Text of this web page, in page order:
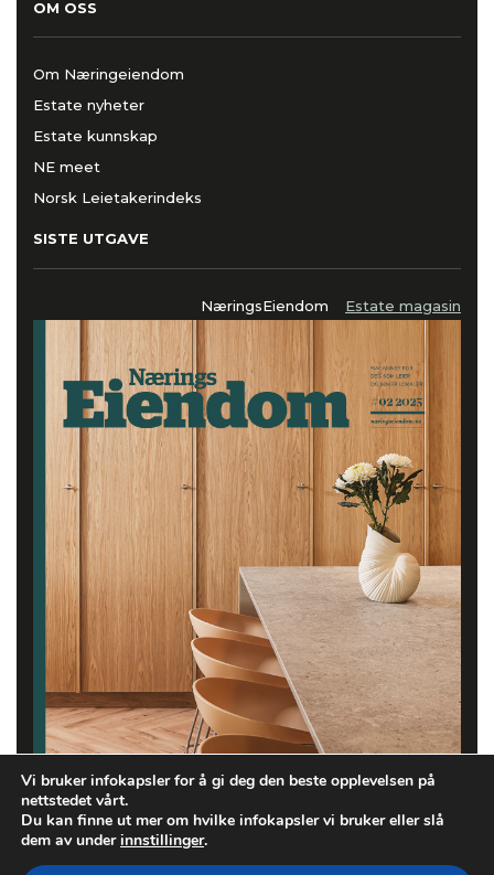
OM OSS
Om Næringeiendom
Estate nyheter
Estate kunnskap
NE meet
Norsk Leietakerindeks
SISTE UTGAVE
NæringsEiendom Estate magasin
Vi bruker infokapsler for å gi deg den beste opplevelsen på
nettstedet vårt.
Du kan finne ut mer om hvilke infokapsler vi bruker eller slå
dem av underinnstillinger.